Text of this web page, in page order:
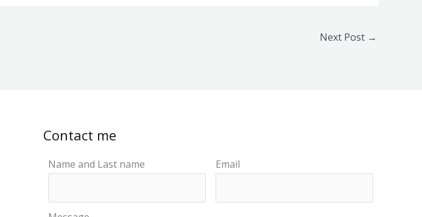
Next Post →
Contact me
Name and Last name Email